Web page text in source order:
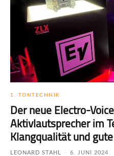
1. TONTECHNIK
Der neue Electro-
Aktivlautsprecher im
Klangqualität und
LEONARD STAHL - 6. JUNI 2024